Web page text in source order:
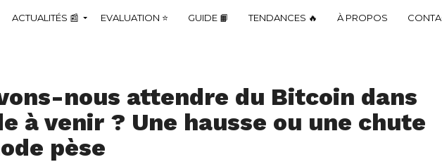
ACTUALITÉS 📰 EVALUATION ⭐ GUIDE 📙 TENDANCES 🔥 À PROPOS
nous attendre du Bitcoin dans
à venir ? Une hausse ou une chute
pèse